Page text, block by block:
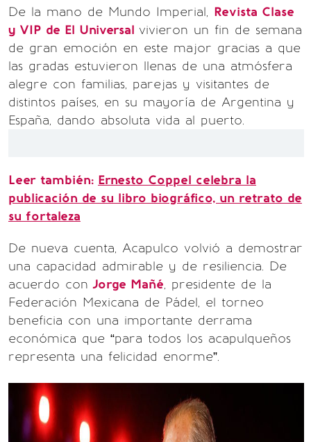
De la mano de Mundo Imperial, Revista Clase
y VIP de El Universal vivieron un fin de semana
de gran emoción en este major gracias a que
las gradas estuvieron llenas de una atmósfera
alegre con familias, parejas y visitantes de
distintos países, en su mayoría de Argentina y
España, dando absoluta vida al puerto.
Leer también: Ernesto Coppel celebra la
publicación de su libro biográfico, un retrato de
su fortaleza
De nueva cuenta, Acapulco volvió a demostrar
una capacidad admirable y de resiliencia. De
acuerdo con Jorge Mañé, presidente de la
Federación Mexicana de Pádel, el torneo
beneficia con una importante derrama
económica que “para todos los acapulqueños
representa una felicidad enorme”.